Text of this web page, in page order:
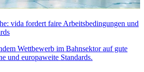
vida fordert faire Arbeitsbedingungen und
Wettbewerb im Bahnsektor auf gute
und europaweite Standards.